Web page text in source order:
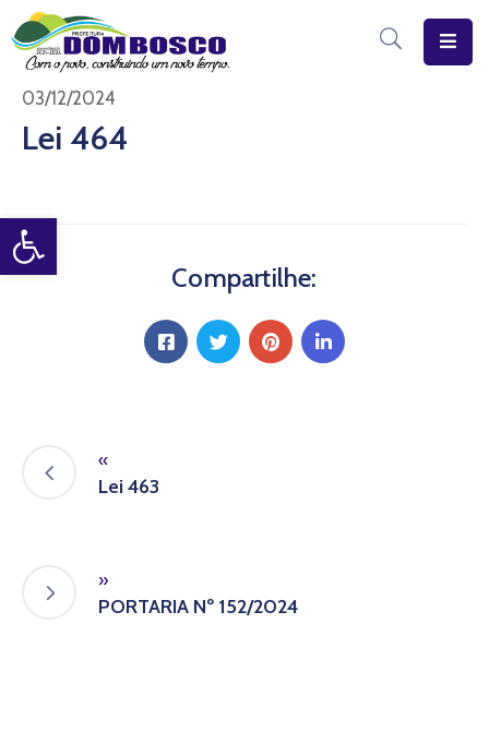
Open toolbar
Início
O
Estrutura
Diário
03/12/2024
Lei 464
Compartilhe:
«
Lei 463
»
PORTARIA Nº 152/2024